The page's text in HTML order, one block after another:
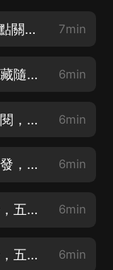
第001集 我姥姥是個出馬仙（點關注不迷路） 7min
第002集 驚險黑長蟲（訂閱收藏隨時聽） 6min
第003集 王老太太死了（請訂閱，轉發，五星好評哦～） 6min
第004集 新朋友（請訂閱，轉發，五星好評哦～） 6min
第005集 后山（請訂閱，轉發，五星好評哦～） 6min
第006集 得救（請訂閱，轉發，五星好評哦～） 6min